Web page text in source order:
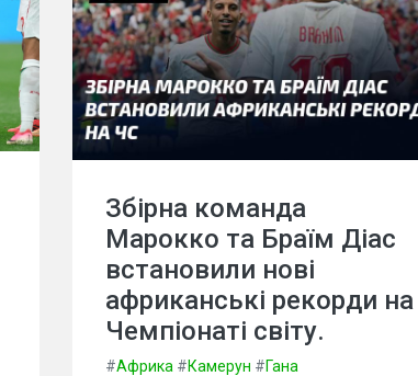
Збірна команда
Марокко та Браїм Діас
встановили нові
африканські рекорди на
Чемпіонаті світу.
#Африка #Камерун #Гана